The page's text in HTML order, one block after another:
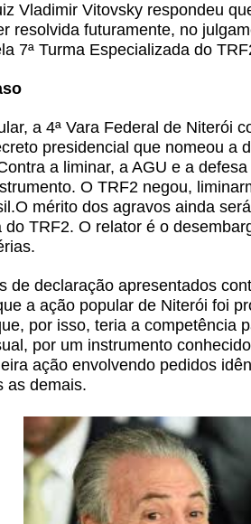
Vladimir Vitovsky respondeu
resolvida futuramente, no
7ª Turma Especializada do
a 4ª Vara Federal de Niterói
presidencial que nomeou a
a liminar, a AGU e a
O TRF2 negou,
mérito dos agravos ainda
do TRF2. O relator é o
de declaração apresentados
a ação popular de Niterói foi
por isso, teria a competência
por um instrumento
ação envolvendo pedidos
as demais.